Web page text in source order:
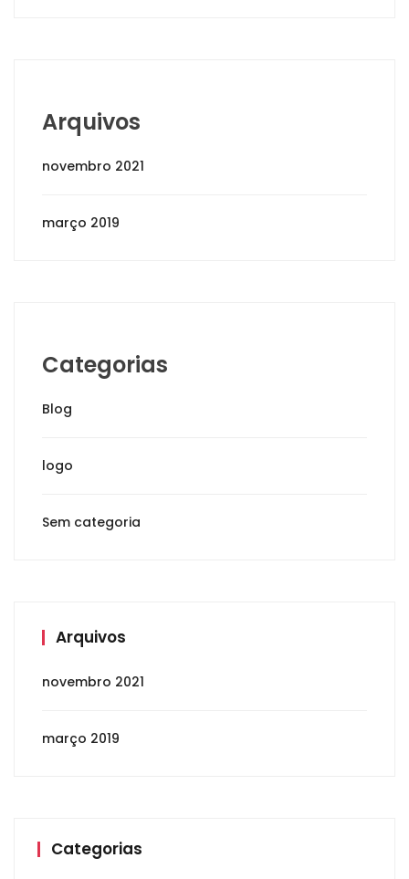
Arquivos
novembro 2021
março 2019
Categorias
Blog
logo
Sem categoria
Arquivos
novembro 2021
março 2019
Categorias